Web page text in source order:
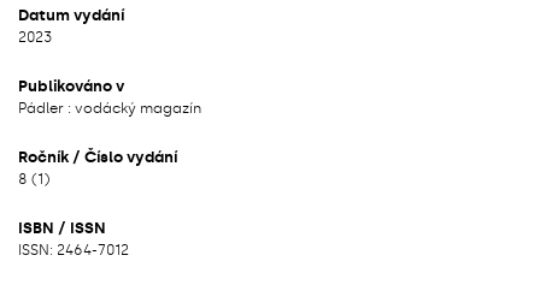
Datum vydání
2023
Publikováno v
Pádler : vodácký magazín
Ročník / Číslo vydání
8 (1)
ISBN / ISSN
ISSN: 2464-7012